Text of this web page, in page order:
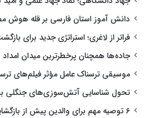
دانش آموز استان فارسی بر قله هوش
فراتر از لاغری؛ استراتژی جدید برای
جاده‌ها همچنان پرخطرترین میدان
موسیقی ترسناک عامل مؤثر فیلم‌های
تحول شناسایی آتش‌سوزی‌های جنگلی
۶ توصیه مهم برای والدین پیش از بازگشایی مدارس